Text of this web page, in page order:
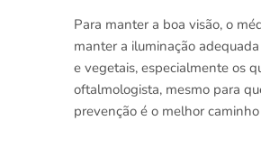
Para manter a boa visão, o
manter a iluminação
e vegetais, especialmente os
oftalmologista, mesmo para
prevenção é o melhor